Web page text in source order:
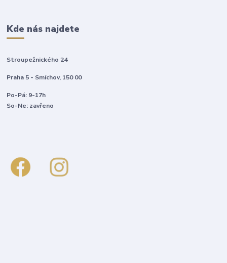
Kde nás najdete
Stroupežnického 24
Praha 5 - Smíchov, 150 00
Po-Pá: 9-17h
So-Ne: zavřeno